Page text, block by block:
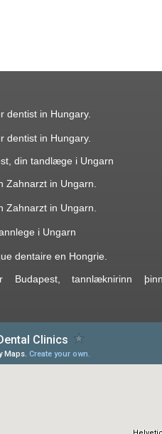
dentist in Hungary.
dentist in Hungary.
din tandlæge i Ungarn
Zahnarzt in Ungarn.
Zahnarzt in Ungarn.
i Ungarn
dentaire en Hongrie.
Budapest, tannlæknirinn